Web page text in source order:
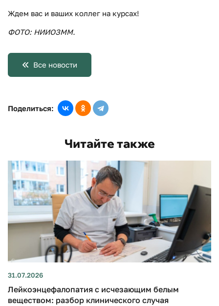
Ждем вас и ваших коллег на курсах!
ФОТО: НИИОЗММ.
Все новости
Поделиться:
Читайте также
31.07.2026
Лейкоэнцефалопатия с исчезающим белым
веществом: разбор клинического случая